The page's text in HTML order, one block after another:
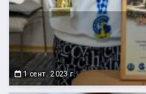
1 сент. 2023 г.